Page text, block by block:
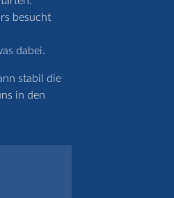
besucht
dabei.
stabil die
in den